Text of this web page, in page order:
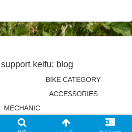
keifu: blog
BIKE CATEGORY
ACCESSORIES
MECHANIC
support keifu: blog.